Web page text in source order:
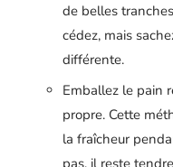
de belles
cédez, mais
différente.
Emballez le pain
propre. Cette
la fraîcheur
pas, il reste